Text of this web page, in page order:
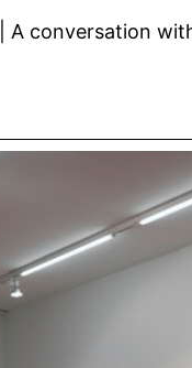
A conversation